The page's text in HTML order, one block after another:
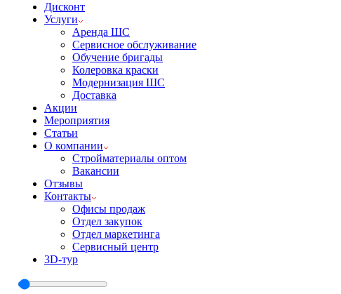
Дисконт
Услуги
Аренда ШС
Сервисное обслуживание
Обучение бригады
Колеровка краски
Модернизация ШС
Доставка
Акции
Мероприятия
Статьи
О компании
Стройматериалы оптом
Вакансии
Отзывы
Контакты
Офисы продаж
Отдел закупок
Отдел маркетинга
Сервисный центр
3D-тур